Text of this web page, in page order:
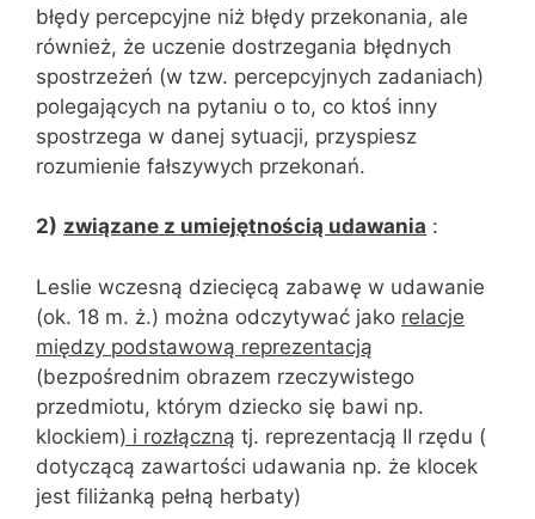
błędy percepcyjne niż błędy przekonania, ale
również, że uczenie dostrzegania błędnych
spostrzeżeń (w tzw. percepcyjnych zadaniach)
polegających na pytaniu o to, co ktoś inny
spostrzega w danej sytuacji, przyspiesz
rozumienie fałszywych przekonań.
2) związane z umiejętnością udawania :
Leslie wczesną dziecięcą zabawę w udawanie
(ok. 18 m. ż.) można odczytywać jako relacje
między podstawową reprezentacją
(bezpośrednim obrazem rzeczywistego
przedmiotu, którym dziecko się bawi np.
klockiem) i rozłączną tj. reprezentacją II rzędu (
dotyczącą zawartości udawania np. że klocek
jest filiżanką pełną herbaty)